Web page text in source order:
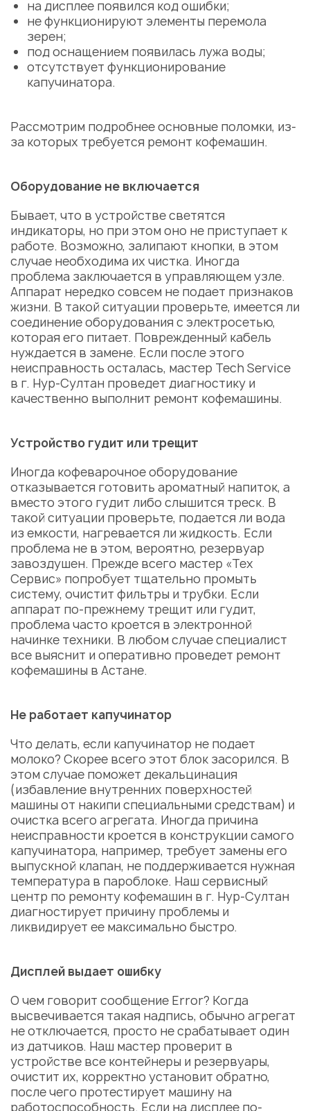
на дисплее появился код ошибки;
не функционируют элементы перемола
зерен;
под оснащением появилась лужа воды;
отсутствует функционирование
капучинатора.
Рассмотрим подробнее основные поломки, из-
за которых требуется ремонт кофемашин.
Оборудование не включается
Бывает, что в устройстве светятся
индикаторы, но при этом оно не приступает к
работе. Возможно, залипают кнопки, в этом
случае необходима их чистка. Иногда
проблема заключается в управляющем узле.
Аппарат нередко совсем не подает признаков
жизни. В такой ситуации проверьте, имеется ли
соединение оборудования с электросетью,
которая его питает. Поврежденный кабель
нуждается в замене. Если после этого
неисправность осталась, мастер Tech Service
в г. Нур-Султан проведет диагностику и
качественно выполнит ремонт кофемашины.
Устройство гудит или трещит
Иногда кофеварочное оборудование
отказывается готовить ароматный напиток, а
вместо этого гудит либо слышится треск. В
такой ситуации проверьте, подается ли вода
из емкости, нагревается ли жидкость. Если
проблема не в этом, вероятно, резервуар
завоздушен. Прежде всего мастер «Тех
Сервис» попробует тщательно промыть
систему, очистит фильтры и трубки. Если
аппарат по-прежнему трещит или гудит,
проблема часто кроется в электронной
начинке техники. В любом случае специалист
все выяснит и оперативно проведет ремонт
кофемашины в Астане.
Не работает капучинатор
Что делать, если капучинатор не подает
молоко? Скорее всего этот блок засорился. В
этом случае поможет декальцинация
(избавление внутренних поверхностей
машины от накипи специальными средствам) и
очистка всего агрегата. Иногда причина
неисправности кроется в конструкции самого
капучинатора, например, требует замены его
выпускной клапан, не поддерживается нужная
температура в пароблоке. Наш сервисный
центр по ремонту кофемашин в г. Нур-Султан
диагностирует причину проблемы и
ликвидирует ее максимально быстро.
Дисплей выдает ошибку
О чем говорит сообщение Error? Когда
высвечивается такая надпись, обычно агрегат
не отключается, просто не срабатывает один
из датчиков. Наш мастер проверит в
устройстве все контейнеры и резервуары,
очистит их, корректно установит обратно,
после чего протестирует машину на
работоспособность. Если на дисплее по-